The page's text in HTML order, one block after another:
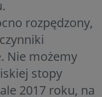
rozpędzony,
Nie możemy
stopy
2017 roku, na